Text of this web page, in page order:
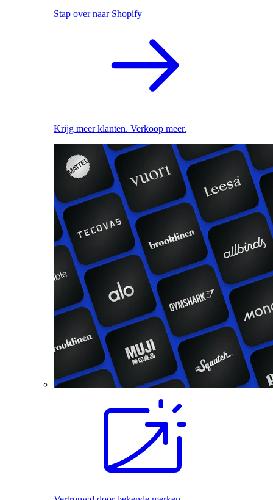
Stap over naar Shopify
Krijg meer klanten. Verkoop meer.